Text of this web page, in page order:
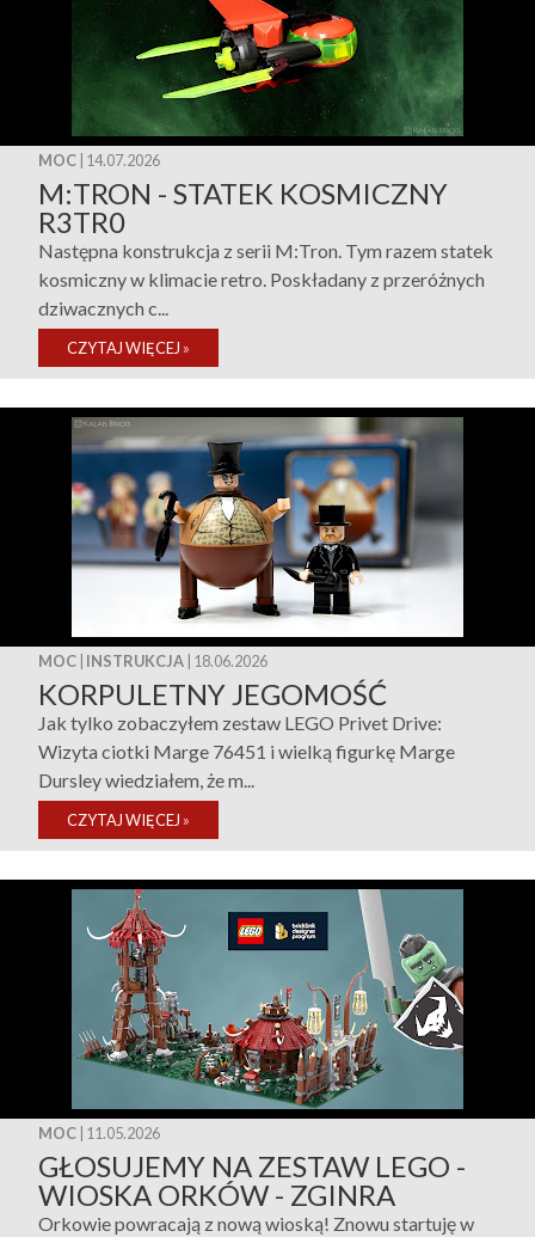
MOC | 14.07.2026
M:TRON - STATEK KOSMICZNY
R3TR0
Następna konstrukcja z serii M:Tron. Tym razem statek
kosmiczny w klimacie retro. Poskładany z przeróżnych
dziwacznych c...
CZYTAJ WIĘCEJ »
MOC INSTRUKCJA | 18.06.2026
KORPULETNY JEGOMOŚĆ
Jak tylko zobaczyłem zestaw LEGO Privet Drive:
Wizyta ciotki Marge 76451 i wielką figurkę Marge
Dursley wiedziałem, że m...
CZYTAJ WIĘCEJ »
MOC | 11.05.2026
GŁOSUJEMY NA ZESTAW LEGO -
WIOSKA ORKÓW - ZGINRA
Orkowie powracają z nową wioską! Znowu startuję w